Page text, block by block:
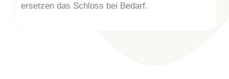
ersetzen das Schloss bei Bedarf.